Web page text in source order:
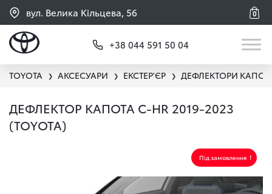
вул. Велика Кільцева, 56 0
+38 044 591 50 04
TOYOTA ❯ АКСЕСУАРИ ❯ ЕКСТЕР'ЄР ❯ ДЕФЛЕКТОРИ
ДЕФЛЕКТОР КАПОТА C-HR 2019-2023
(TOYOTA)
Під замовлення